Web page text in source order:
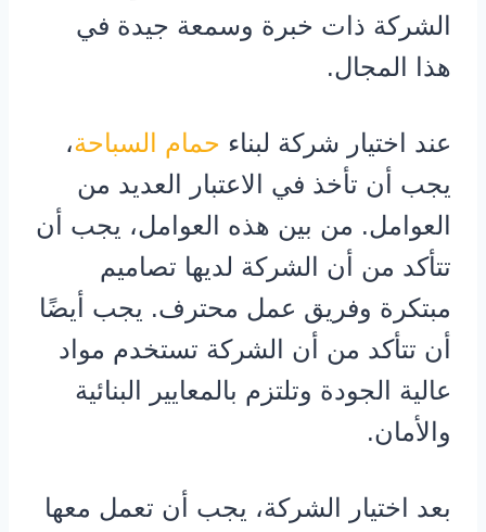
الشركة ذات خبرة وسمعة جيدة في
هذا المجال.
عند اختيار شركة لبناء حمام السباحة،
يجب أن تأخذ في الاعتبار العديد من
العوامل. من بين هذه العوامل، يجب أن
تتأكد من أن الشركة لديها تصاميم
مبتكرة وفريق عمل محترف. يجب أيضًا
أن تتأكد من أن الشركة تستخدم مواد
عالية الجودة وتلتزم بالمعايير البنائية
والأمان.
بعد اختيار الشركة، يجب أن تعمل معها